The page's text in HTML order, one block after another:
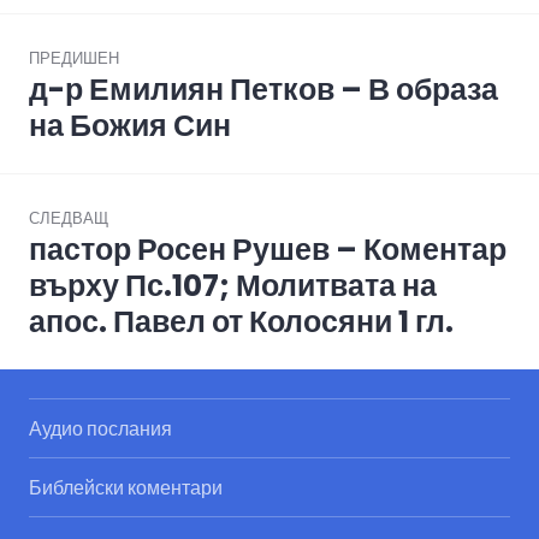
navigation
ПРЕДИШЕН
Previous
post:
д-р Емилиян Петков – В образа
на Божия Син
СЛЕДВАЩ
Next
post:
пастор Росен Рушев – Коментар
върху Пс.107; Молитвата на
апос. Павел от Колосяни 1 гл.
Аудио послания
Библейски коментари